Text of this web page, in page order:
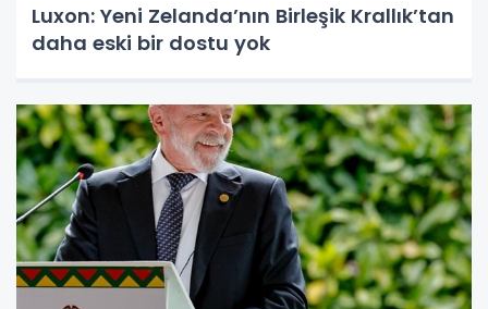
Luxon: Yeni Zelanda’nın Birleşik Krallık’tan
daha eski bir dostu yok